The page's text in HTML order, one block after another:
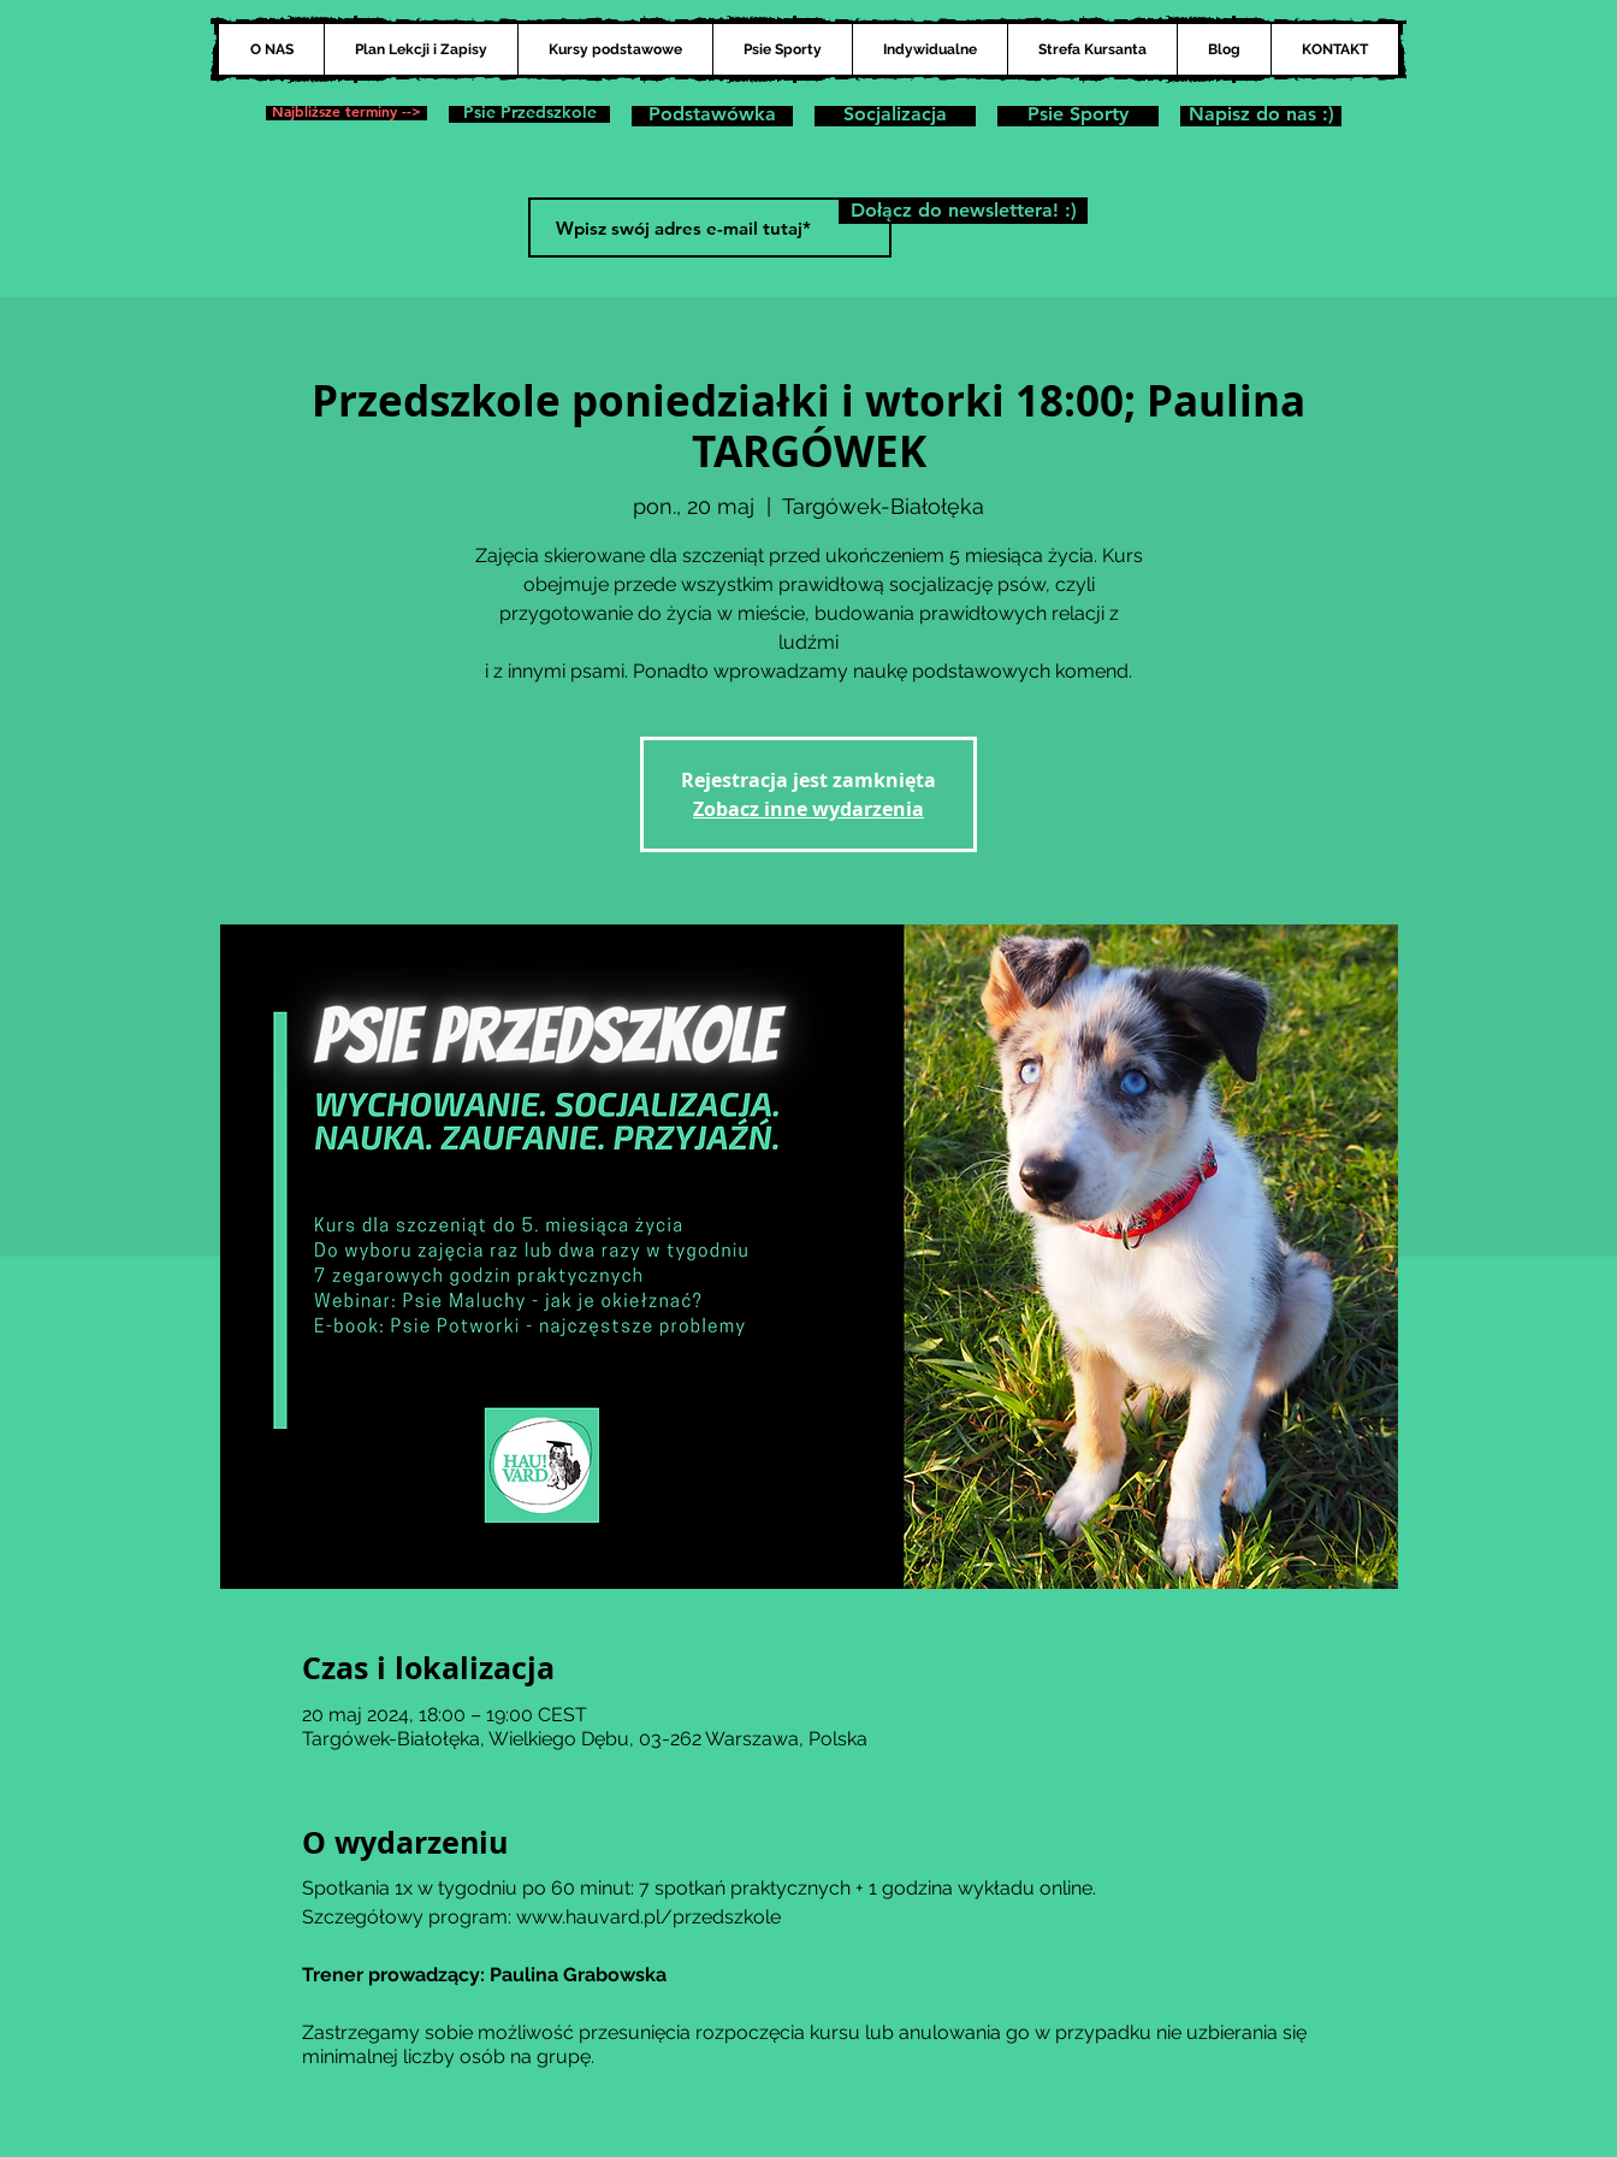
O NAS Plan Lekcji i Zapisy Kursy podstawowe Psie Sporty Indywidualne Strefa Kursanta Blog KONTAKT
Najbliższe terminy --> Psie Przedszkole Podstawówka Socjalizacja Psie Sporty Napisz do nas :)
Przedszkole poniedziałki i wtorki 18:00; Paulina
TARGÓWEK
pon., 20 maj Targówek-Białołęka
Zajęcia skierowane dla szczeniąt przed ukończeniem 5 miesiąca życia. Kurs
obejmuje przede wszystkim prawidłową socjalizację psów, czyli
przygotowanie do życia w mieście, budowania prawidłowych relacji z
ludźmi
i z innymi psami. Ponadto wprowadzamy naukę podstawowych komend.
Rejestracja jest zamknięta
Zobacz inne wydarzenia
Czas i lokalizacja
20 maj 2024, 18:00 – 19:00 CEST
Targówek-Białołęka, Wielkiego Dębu, 03-262 Warszawa, Polska
O wydarzeniu
Spotkania 1x w tygodniu po 60 minut: 7 spotkań praktycznych + 1 godzina wykładu online.
Szczegółowy program: www.hauvard.pl/przedszkole
Trener prowadzący: Paulina Grabowska
Zastrzegamy sobie możliwość przesunięcia rozpoczęcia kursu lub anulowania go w przypadku nie uzbierania się
minimalnej liczby osób na grupę.
Dołącz do newslettera! :)